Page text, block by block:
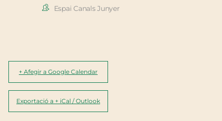
Espai Canals Junyer
+ Afegir a Google Calendar
Exportació a + iCal / Outlook